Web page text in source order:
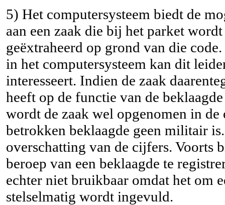
5) Het computersysteem biedt de
aan een zaak die bij het parket
geëxtraheerd op grond van die
in het computersysteem kan dit
interesseert. Indien de zaak
heeft op de functie van de
wordt de zaak wel opgenomen in de
betrokken beklaagde geen militair
overschatting van de cijfers. Voorts
beroep van een beklaagde te
echter niet bruikbaar omdat het om
stelselmatig wordt ingevuld.